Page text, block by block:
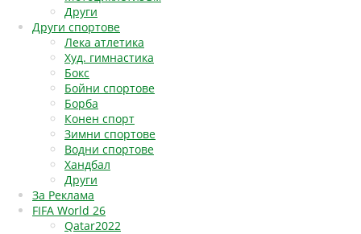
Други
Други спортове
Лека атлетика
Худ. гимнастика
Бокс
Бойни спортове
Борба
Конен спорт
Зимни спортове
Водни спортове
Хандбал
Други
За Реклама
FIFA World 26
Qatar2022